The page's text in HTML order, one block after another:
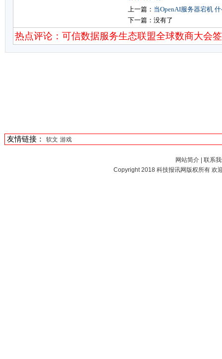
上一篇： 当OpenAI服务器宕机
下一篇：没有了
热点评论：可信数据服务生态联盟全球数商大会
友情链接： 软文 游戏
网站简介
联系
Copyright 2018 科技报讯网 版权所有 欢